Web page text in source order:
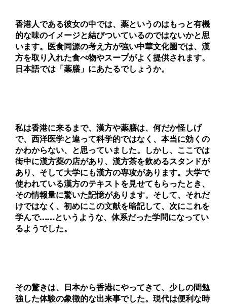
香港人である彼女の中では、薬というのはもっと有機
的な味のイメージと結びついているのではないかと思
います。医食同源の考え方が強い中華文化圏では、漢
方を取り入れた食べ物やスープがよく提供されます。
日本語では「薬膳」にあたるでしょうか。
私は香港に来るまで、漢方や薬膳は、何だか怪しげ
で、西洋医学と違って科学的ではなく、本当に効くの
かわからない、と思っていました。
しかし、ここでは
街中に漢方薬の店があり、漢方茶を飲めるスタンドが
あり、そして大学にも漢方の専攻があります。大学で
使われている漢方のテキストを見せてもらったとき、
その情報量に驚いた記憶があります。そして、それだ
けではなく、初めにこの文献を暗記して、次にこれを
学んで……というような、体系だった学問になってい
るようでした。
その驚きは、日本から香港にやってきて、少しの間勉
強した体験の象徴的な出来事でした。現代は便利な時